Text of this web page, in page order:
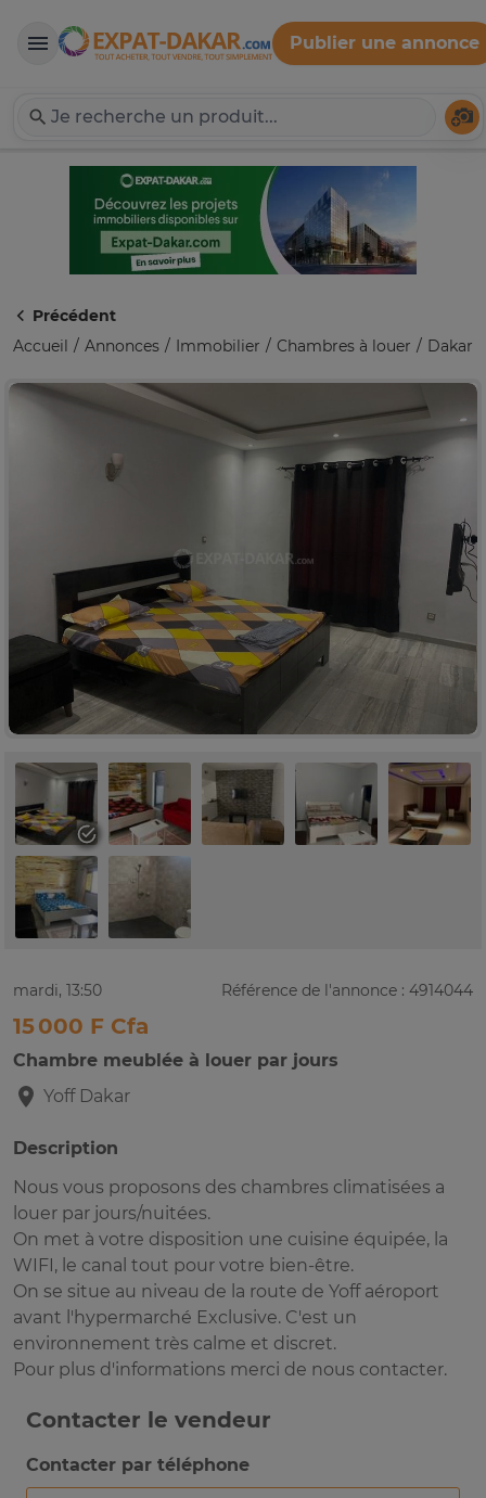
Expat-Dakar
Publier une annonce
Précédent
Accueil
Annonces Immobilier Chambres à louer Dakar
mardi, 13:50 Référence de l'annonce : 4914044
15 000 F Cfa
Chambre meublée à louer par jours
Yoff Dakar
Description
Nous vous proposons des chambres climatisées a
louer par jours/nuitées.
On met à votre disposition une cuisine équipée, la
WIFI, le canal tout pour votre bien-être.
On se situe au niveau de la route de Yoff aéroport
avant l'hypermarché Exclusive. C'est un
environnement très calme et discret.
Pour plus d'informations merci de nous contacter.
Contacter le vendeur
Contacter par téléphone